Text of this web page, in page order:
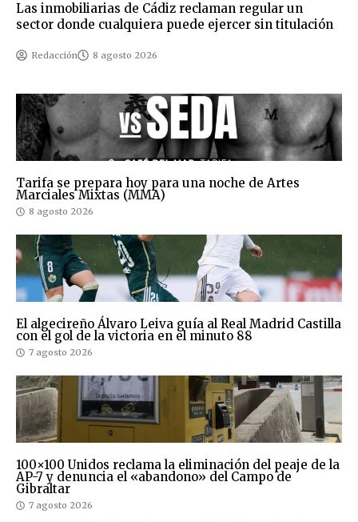
Las inmobiliarias de Cádiz reclaman regular un
sector donde cualquiera puede ejercer sin titulación
Redacción 8 agosto 2026
Tarifa se prepara hoy para una noche de Artes
Marciales Mixtas (MMA)
8 agosto 2026
El algecireño Álvaro Leiva guía al Real Madrid Castilla
con el gol de la victoria en el minuto 88
7 agosto 2026
100×100 Unidos reclama la eliminación del peaje de la
AP-7 y denuncia el «abandono» del Campo de
Gibraltar
7 agosto 2026